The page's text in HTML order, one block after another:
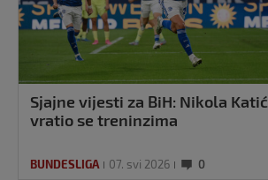
Sjajne vijesti za BiH: Nikola Katić
vratio se treninzima
BUNDESLIGA 07. svi 2026 0